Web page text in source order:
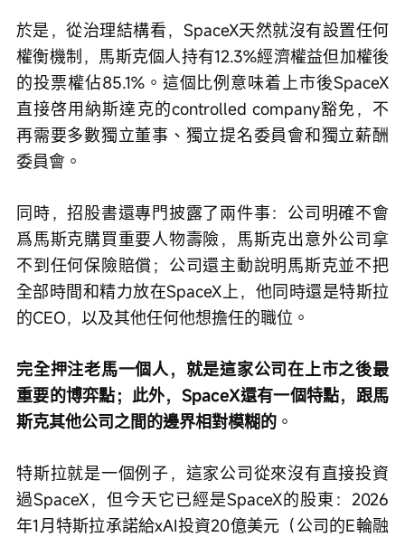
於是，從治理結構看，SpaceX天然就沒有設置任何
權衡機制，馬斯克個人持有12.3%經濟權益但加權後
的投票權佔85.1%。這個比例意味着上市後SpaceX
直接啓用納斯達克的controlled company豁免，不
再需要多數獨立董事、獨立提名委員會和獨立薪酬
委員會。
同時，招股書還專門披露了兩件事：公司明確不會
爲馬斯克購買重要人物壽險，馬斯克出意外公司拿
不到任何保險賠償；公司還主動說明馬斯克並不把
全部時間和精力放在SpaceX上，他同時還是特斯拉
的CEO，以及其他任何他想擔任的職位。
完全押注老馬一個人，就是這家公司在上市之後最
重要的博弈點；此外，SpaceX還有一個特點，跟馬
斯克其他公司之間的邊界相對模糊的 。
特斯拉就是一個例子，這家公司從來沒有直接投資
過SpaceX，但今天它已經是SpaceX的股東：2026
年1月特斯拉承諾給xAI投資20億美元（公司的E輪融